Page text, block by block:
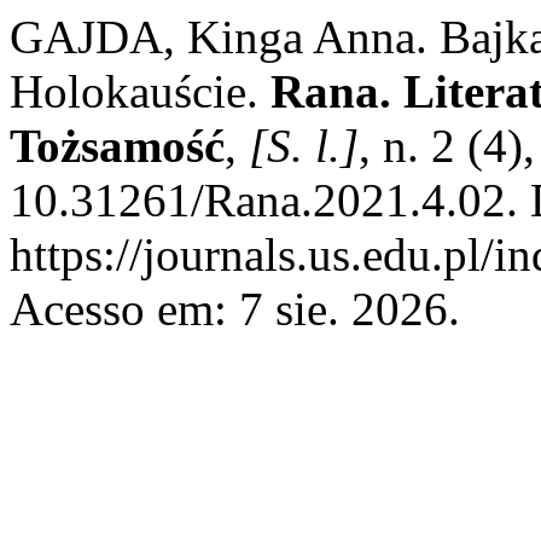
GAJDA, Kinga Anna.
Holokauście. Rana.
Tożsamość, [S. l.], n. 2
10.31261/
https://journals.us.edu.pl/
Acesso em: 7 sie. 2026.